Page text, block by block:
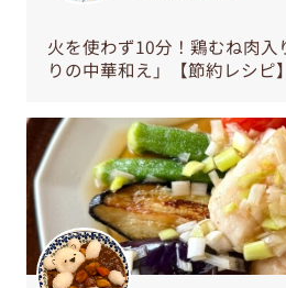
火を使わず10分！鶏むね肉入
りの中華和え」【節約レシピ】